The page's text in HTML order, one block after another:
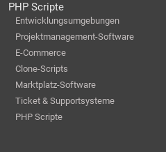
PHP Scripte
Entwicklungsumgebungen
Projektmanagement-Software
E-Commerce
Clone-Scripts
Marktplatz-Software
Ticket & Supportsysteme
PHP Scripte